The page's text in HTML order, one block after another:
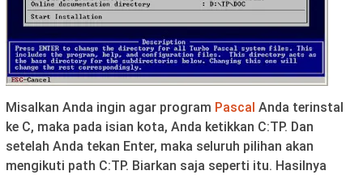
Misalkan Anda ingin agar program Pascal Anda terinstal
ke C, maka pada isian kota, Anda ketikkan C:TP. Dan
setelah Anda tekan Enter, maka seluruh pilihan akan
mengikuti path C:TP. Biarkan saja seperti itu. Hasilnya